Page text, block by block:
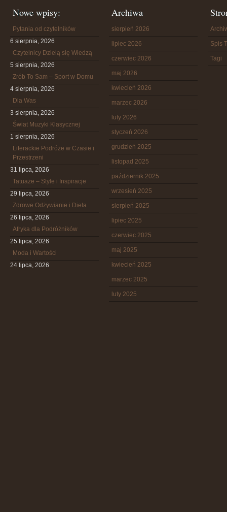
Nowe wpisy:
Pytania od czytelników
6 sierpnia, 2026
Czytelnicy Dzielą się Wiedzą
5 sierpnia, 2026
Zrób To Sam – Sport w Domu
4 sierpnia, 2026
Dla Was
3 sierpnia, 2026
Świat Muzyki Klasycznej
1 sierpnia, 2026
Literackie Podróże w Czasie i
Przestrzeni
31 lipca, 2026
Tatuaże – Style i Inspiracje
29 lipca, 2026
Zdrowe Odżywianie i Dieta
26 lipca, 2026
Afryka dla Podróżników
25 lipca, 2026
Moda i Wartości
24 lipca, 2026
Archiwa
sierpień 2026
lipiec 2026
czerwiec 2026
maj 2026
kwiecień 2026
marzec 2026
luty 2026
styczeń 2026
grudzień 2025
listopad 2025
październik 2025
wrzesień 2025
sierpień 2025
lipiec 2025
czerwiec 2025
maj 2025
kwiecień 2025
marzec 2025
luty 2025
Spis
Tagi